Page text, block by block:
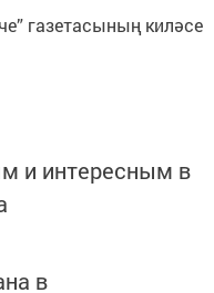
газетасының киләсе
и интересным в
в